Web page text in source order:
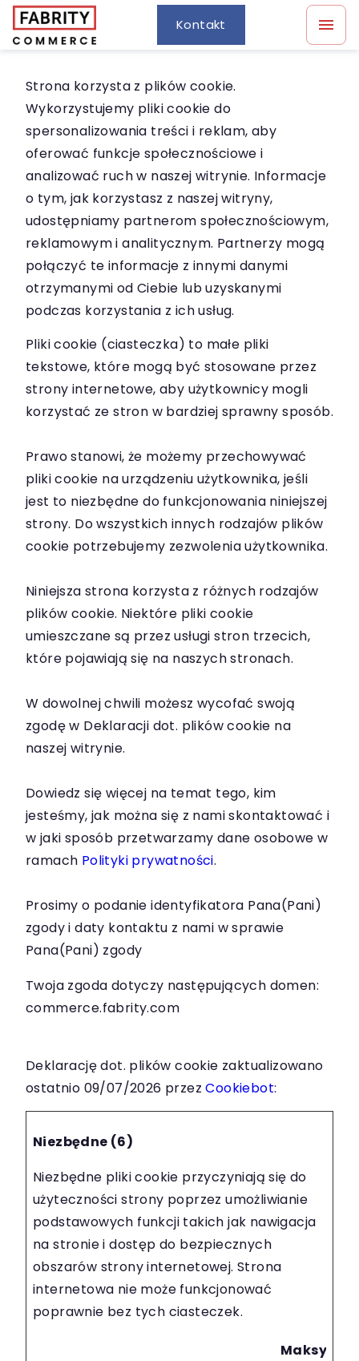
Kontakt
Strona korzysta z plików cookie.
Wykorzystujemy pliki cookie do
spersonalizowania treści i reklam, aby
oferować funkcje społecznościowe i
analizować ruch w naszej witrynie. Informacje
o tym, jak korzystasz z naszej witryny,
udostępniamy partnerom społecznościowym,
reklamowym i analitycznym. Partnerzy mogą
połączyć te informacje z innymi danymi
otrzymanymi od Ciebie lub uzyskanymi
podczas korzystania z ich usług.
Pliki cookie (ciasteczka) to małe pliki
tekstowe, które mogą być stosowane przez
strony internetowe, aby użytkownicy mogli
korzystać ze stron w bardziej sprawny sposób.
Prawo stanowi, że możemy przechowywać
pliki cookie na urządzeniu użytkownika, jeśli
jest to niezbędne do funkcjonowania niniejszej
strony. Do wszystkich innych rodzajów plików
cookie potrzebujemy zezwolenia użytkownika.
Niniejsza strona korzysta z różnych rodzajów
plików cookie. Niektóre pliki cookie
umieszczane są przez usługi stron trzecich,
które pojawiają się na naszych stronach.
W dowolnej chwili możesz wycofać swoją
zgodę w Deklaracji dot. plików cookie na
naszej witrynie.
Dowiedz się więcej na temat tego, kim
jesteśmy, jak można się z nami skontaktować i
w jaki sposób przetwarzamy dane osobowe w
ramach Polityki prywatności.
Prosimy o podanie identyfikatora Pana(Pani)
zgody i daty kontaktu z nami w sprawie
Pana(Pani) zgody
Twoja zgoda dotyczy następujących domen:
commerce.fabrity.com
Deklarację dot. plików cookie zaktualizowano
ostatnio 09/07/2026 przezCookiebot:
Niezbędne (6)
Niezbędne pliki cookie przyczyniają się do
użyteczności strony poprzez umożliwianie
podstawowych funkcji takich jak nawigacja
na stronie i dostęp do bezpiecznych
obszarów strony internetowej. Strona
internetowa nie może funkcjonować
poprawnie bez tych ciasteczek.